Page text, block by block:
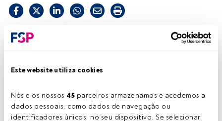
Este website utiliza cookies
Nós e os nossos 45 parceiros armazenamos e acedemos a
dados pessoais, como dados de navegação ou
identificadores únicos, no seu dispositivo. Se selecionar
Tempo de leitura: 1 min.
O melhor rendibilidade a três meses, com 22,79%.
de 31,5 milhões de euros e uma rendibilidade a três meses
de 22,35% e o E.S. Rendimento Fixo VII que tem 43,74
milhões de euros sob gestão e uma rendibilidade a três